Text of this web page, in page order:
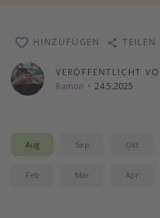
Singlereisen
Strandurlaub
Gruppenreisen
Hotels in Amsterdam
Hotels am Achensee
VERÖFFENTLICHT
Ramon · 24.5.2025
HINZUFÜGEN TEILEN
Aug Sep Okt
Feb Mär Apr